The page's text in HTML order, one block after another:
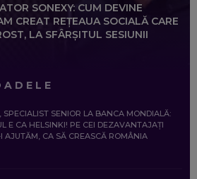
SONEXY: CUM DEVINE
CREAT REȚEAUA SOCIALĂ CARE
LA SFÂRȘITUL SESIUNII
SPECIALIST SENIOR LA BANCA MONDIALĂ:
E CA HELSINKI! PE CEI DEZAVANTAJAȚI
AJUTĂM, CA SĂ CREASCĂ ROMÂNIA